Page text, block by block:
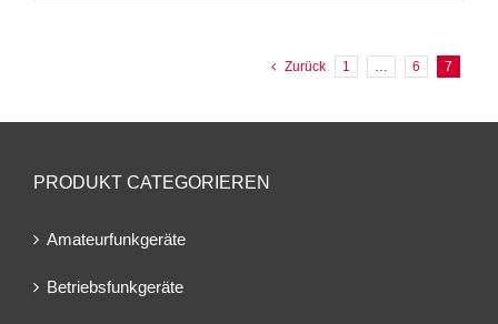
Zurück 1 … 6 7
PRODUKT CATEGORIEREN
Amateurfunkgeräte
Betriebsfunkgeräte